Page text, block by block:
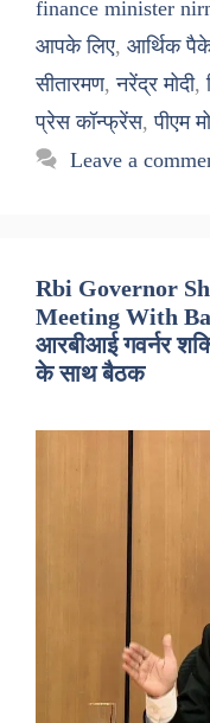
finance minister
आपके लिए, आर्थिक
सीतारमण,नरेंद्र मोदी,
प्रेस कॉन्फ्रेंस,पीएम
Leave a
Rbi Governor
Meeting With
आरबीआई गवर्नर
के साथ बैठक